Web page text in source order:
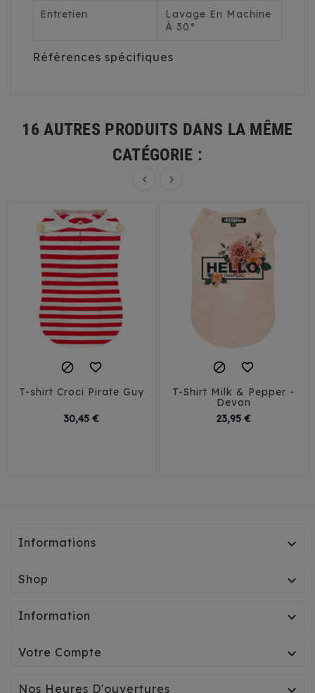
Entretien
Lavage En Machine
À 30°
Références spécifiques
16 AUTRES PRODUITS DANS LA MÊME
CATÉGORIE :
 
 
T-shirt Croci Pirate Guy
30,45 €
 
T-Shirt Milk & Pepper -
Devon
23,95 €
Informations 
Shop 
Information 
Votre Compte 
Nos Heures D'ouvertures